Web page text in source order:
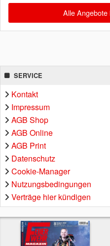
Alle Angebote
SERVICE
Kontakt
Impressum
AGB Shop
AGB Online
AGB Print
Datenschutz
Cookie-Manager
Nutzungsbedingungen
Verträge hier kündigen